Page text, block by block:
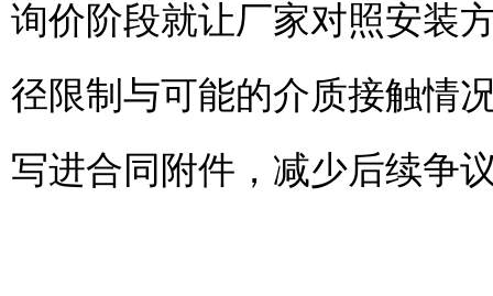
询价阶段就让厂家对照安装
径限制与可能的介质接触情
写进合同附件，减少后续争